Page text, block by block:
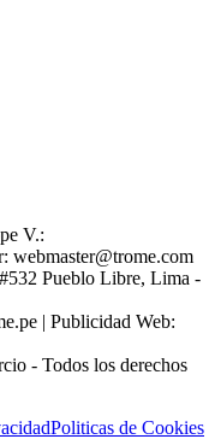
V.:
webmaster@trome.com
Pueblo Libre, Lima -
| Publicidad Web:
- Todos los derechos
Politicas de Cookies